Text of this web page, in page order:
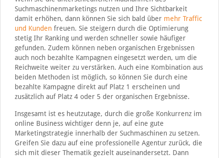
Suchmaschinenmarketings nutzen und Ihre Sichtbarkeit
damit erhöhen, dann können Sie sich bald über mehr Traffic
und Kundenfreuen. Sie steigern durch die Optimierung
stetig Ihr Ranking und werden schneller sowie häufiger
gefunden. Zudem können neben organischen Ergebnissen
auch noch bezahlte Kampagnen eingesetzt werden, um die
Reichweite weiter zu verstärken. Auch eine Kombination aus
beiden Methoden ist möglich, so können Sie durch eine
bezahlte Kampagne direkt auf Platz 1 erscheinen und
zusätzlich auf Platz 4 oder 5 der organischen Ergebnisse.
Insgesamt ist es heutzutage, durch die große Konkurrenz im
online Business wichtiger denn je, auf eine gute
Marketingstrategie innerhalb der Suchmaschinen zu setzen.
Greifen Sie dazu auf eine professionelle Agentur zurück, die
sich mit dieser Thematik gezielt auseinandersetzt. Dann